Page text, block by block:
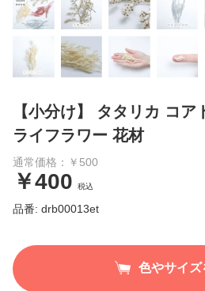
【小分け】 タタリカ コ
ライフラワー 花材
通常価格：￥500
￥400 税込
品番: drb00013et
色やサイズ